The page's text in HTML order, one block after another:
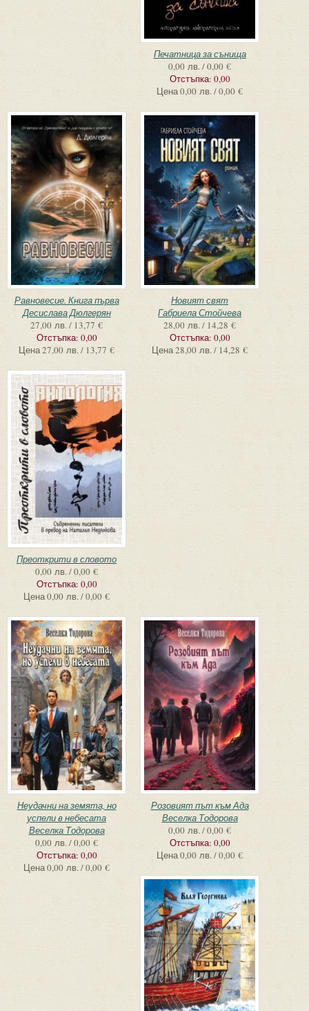
Печатница за сънища
0,00 лв. / 0,00 €
Отстъпка: 0,00
Цена0,00 лв. / 0,00 €
Равновесие. Книга първа
Десислава Дюлгерян
27,00 лв. / 13,77 €
Отстъпка: 0,00
Цена27,00 лв. / 13,77 €
Новият свят
Габриела Стойчева
28,00 лв. / 14,28 €
Отстъпка: 0,00
Цена28,00 лв. / 14,28 €
Преоткрити в словото
0,00 лв. / 0,00 €
Отстъпка: 0,00
Цена0,00 лв. / 0,00 €
Неудачни на земята, но
успели в небесата
Веселка Тодорова
0,00 лв. / 0,00 €
Отстъпка: 0,00
Цена0,00 лв. / 0,00 €
Розовият път към Ада
Веселка Тодорова
0,00 лв. / 0,00 €
Отстъпка: 0,00
Цена0,00 лв. / 0,00 €